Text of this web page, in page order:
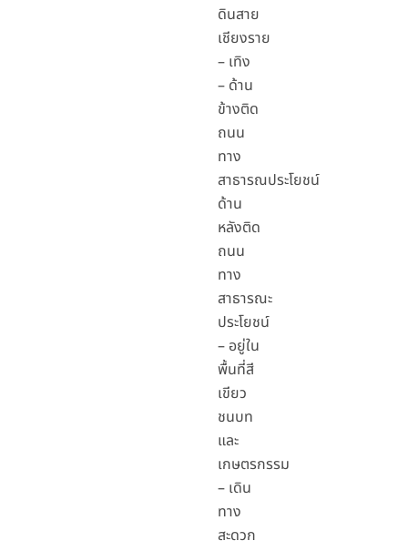
ดินสาย
เชียงราย
– เทิง
– ด้าน
ข้างติด
ถนน
ทาง
สาธารณประโยชน์
ด้าน
หลังติด
ถนน
ทาง
สาธารณะ
ประโยชน์
– อยู่ใน
พื้นที่สี
เขียว
ชนบท
และ
เกษตรกรรม
– เดิน
ทาง
สะดวก